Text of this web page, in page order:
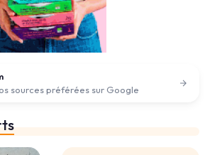
sources préférées sur Google